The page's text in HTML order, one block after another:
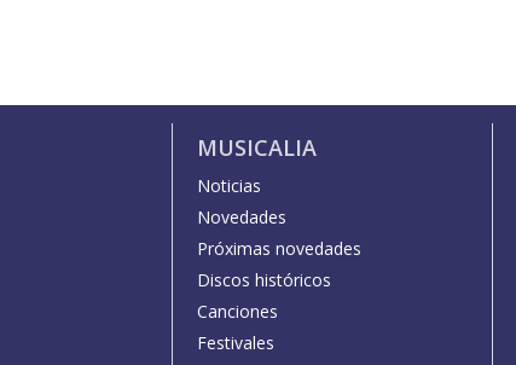
MUSICALIA
Noticias
Novedades
Próximas novedades
Discos históricos
Canciones
Festivales